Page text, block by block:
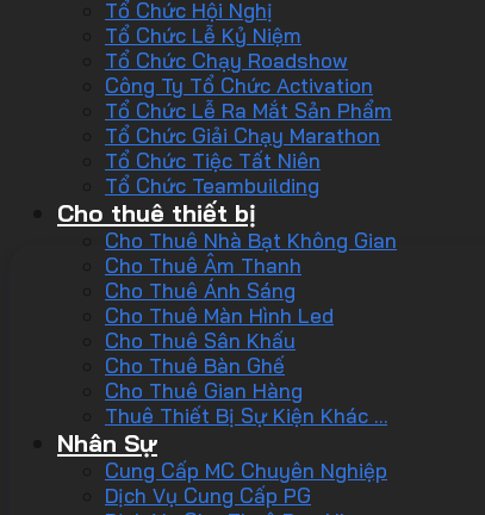
Tổ Chức Hội Nghị
Tổ Chức Lễ Kỷ Niệm
Tổ Chức Chạy Roadshow
Công Ty Tổ Chức Activation
Tổ Chức Lễ Ra Mắt Sản Phẩm
Tổ Chức Giải Chạy Marathon
Tổ Chức Tiệc Tất Niên
Tổ Chức Teambuilding
Cho thuê thiết bị
Cho Thuê Nhà Bạt Không Gian
Cho Thuê Âm Thanh
Cho Thuê Ánh Sáng
Cho Thuê Màn Hình Led
Cho Thuê Sân Khấu
Cho Thuê Bàn Ghế
Cho Thuê Gian Hàng
Thuê Thiết Bị Sự Kiện Khác …
Nhân Sự
Cung Cấp MC Chuyên Nghiệp
Dịch Vụ Cung Cấp PG